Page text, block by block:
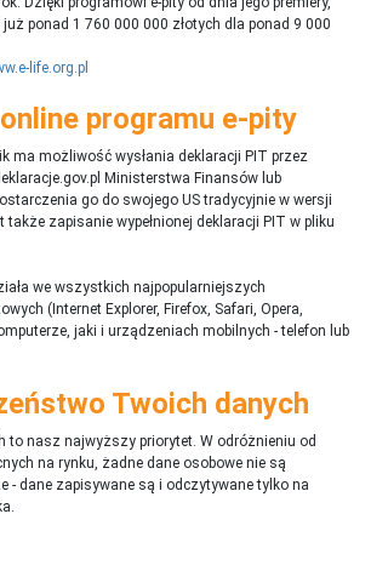
ponad 1 760 000 000 złotych dla ponad 9 000
life.org.pl
programu e-pity
ma możliwość wysłania deklaracji PIT przez
Ministerstwa Finansów lub
go do swojego US tradycyjnie w wersji
także zapisanie wypełnionej deklaracji PIT w pliku
we wszystkich najpopularniejszych
(Internet Explorer, Firefox, Safari, Opera,
jaki i urządzeniach mobilnych - telefon lub
Twoich danych
to nasz najwyższy priorytet. W odróżnieniu od
na rynku, żadne dane osobowe nie są
- dane zapisywane są i odczytywane tylko na